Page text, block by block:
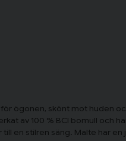
ögonen, skönt mot huden
av 100 % BCI bomull och
en stilren säng. Malte har en